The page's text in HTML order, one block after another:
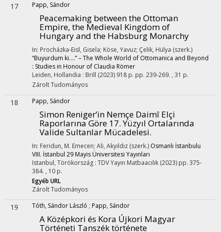
17 Papp, Sándor
Peacemaking between the Ottoman
Empire, the Medieval Kingdom of
Hungary and the Habsburg Monarchy
In: Procházka-Eisl, Gisela; Köse, Yavuz; Çelik, Hülya (szerk.)
“Buyurdum ki….” – The Whole World of Ottomanica and Beyond
: Studies in Honour of Claudia Römer
Leiden, Hollandia : Brill (2023) 918 p. pp. 239-269. , 31 p.
ZároltTudományos
18 Papp, Sándor
Simon Reniger’in Nemçe Daimî Elçi
Raporlarına Göre 17. Yüzyıl Ortalarında
Valide Sultanlar Mücadelesi.
In: Feridun, M. Emecen; Ali, Akyıldız (szerk.) Osmanlı İstanbulu
VIII. İstanbul 29 Mayis Üniversitesi Yayınları
Istanbul, Törökország : TDV Yayın Matbaacılık (2023) pp. 375-
384. , 10 p.
Egyéb URL
ZároltTudományos
19 Tóth, Sándor László ; Papp, Sándor
A Középkori és Kora Újkori Magyar
Történeti Tanszék története